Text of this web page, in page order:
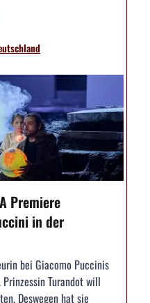
Premiere
in der
bei Giacomo Puccinis
Prinzessin Turandot will
Deswegen hat sie